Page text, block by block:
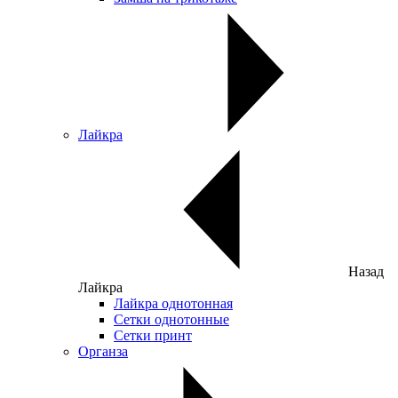
Лайкра
Назад
Лайкра
Лайкра однотонная
Сетки однотонные
Сетки принт
Органза